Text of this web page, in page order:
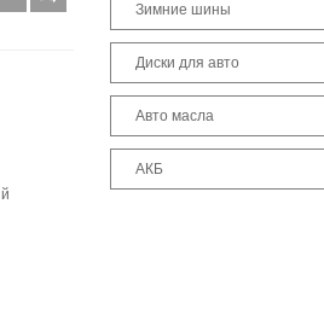
Зимние шины
Диски для авто
Авто масла
АКБ